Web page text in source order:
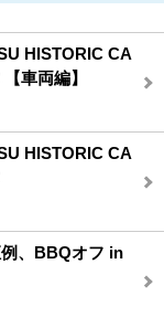
HISTORIC CA
車両編】
HISTORIC CA
、BBQオフ in